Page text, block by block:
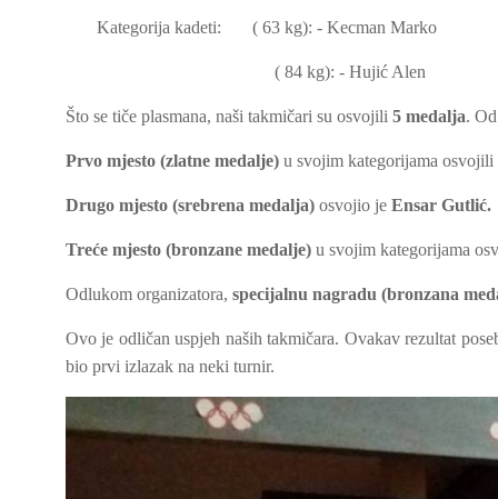
Kategorija kadeti: ( 63 kg): - Kecman Marko
( 84 kg): - Hujić Alen
Što se tiče plasmana, naši takmičari su osvojili 5 medalja.
Prvo mjesto (zlatne medalje)u svojim kategorijama
Drugo mjesto (srebrena medalja)osvojio je Ensar Gutlić.
Treće mjesto (bronzane medalje)u svojim kategorijama
Odlukom organizatora, specijalnu nagradu (bronzana
Ovo je odličan uspjeh naših takmičara. Ovakav rezultat
bio prvi izlazak na neki turnir.